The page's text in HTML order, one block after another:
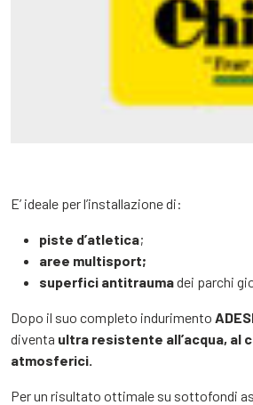
E’ ideale per l’installazione di:
piste d’atletica;
aree multisport;
superfici antitraumadei parchi
Dopo il suo completo indurimento
diventa ultra resistente all’acqua, al
atmosferici.
Per un risultato ottimale su sottofondi